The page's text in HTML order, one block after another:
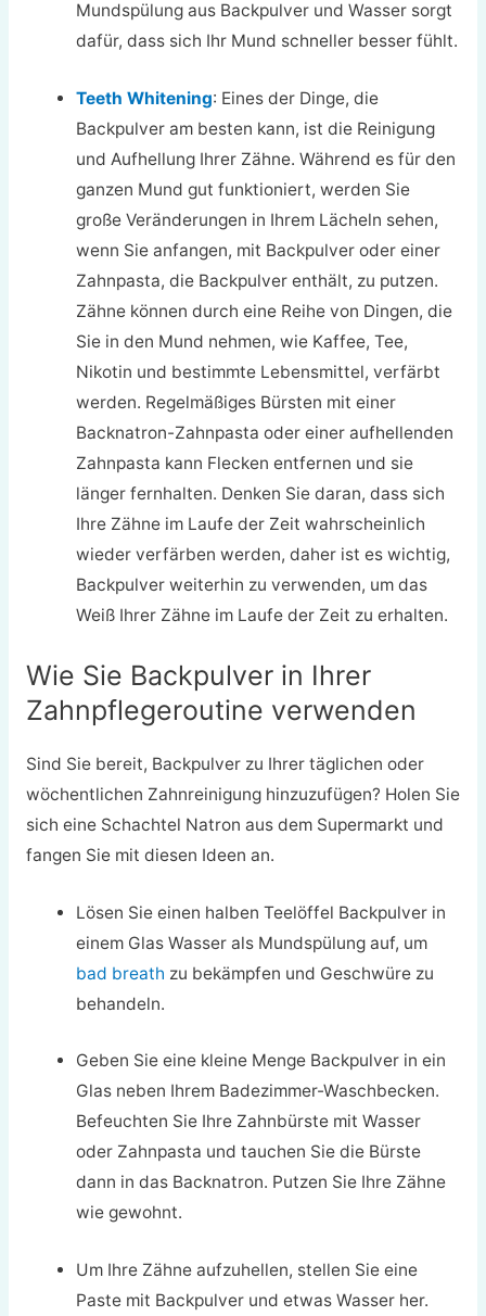
Mundspülung aus Backpulver und Wasser sorgt
dafür, dass sich Ihr Mund schneller besser fühlt.
Teeth Whitening: Eines der Dinge, die
Backpulver am besten kann, ist die Reinigung
und Aufhellung Ihrer Zähne. Während es für den
ganzen Mund gut funktioniert, werden Sie
große Veränderungen in Ihrem Lächeln sehen,
wenn Sie anfangen, mit Backpulver oder einer
Zahnpasta, die Backpulver enthält, zu putzen.
Zähne können durch eine Reihe von Dingen, die
Sie in den Mund nehmen, wie Kaffee, Tee,
Nikotin und bestimmte Lebensmittel, verfärbt
werden. Regelmäßiges Bürsten mit einer
Backnatron-Zahnpasta oder einer aufhellenden
Zahnpasta kann Flecken entfernen und sie
länger fernhalten. Denken Sie daran, dass sich
Ihre Zähne im Laufe der Zeit wahrscheinlich
wieder verfärben werden, daher ist es wichtig,
Backpulver weiterhin zu verwenden, um das
Weiß Ihrer Zähne im Laufe der Zeit zu erhalten.
Wie Sie Backpulver in Ihrer
Zahnpflegeroutine verwenden
Sind Sie bereit, Backpulver zu Ihrer täglichen oder
wöchentlichen Zahnreinigung hinzuzufügen? Holen Sie
sich eine Schachtel Natron aus dem Supermarkt und
fangen Sie mit diesen Ideen an.
Lösen Sie einen halben Teelöffel Backpulver in
einem Glas Wasser als Mundspülung auf, um
bad breath zu bekämpfen und Geschwüre zu
behandeln.
Geben Sie eine kleine Menge Backpulver in ein
Glas neben Ihrem Badezimmer-Waschbecken.
Befeuchten Sie Ihre Zahnbürste mit Wasser
oder Zahnpasta und tauchen Sie die Bürste
dann in das Backnatron. Putzen Sie Ihre Zähne
wie gewohnt.
Um Ihre Zähne aufzuhellen, stellen Sie eine
Paste mit Backpulver und etwas Wasser her.